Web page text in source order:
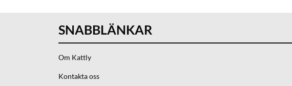
SNABBLÄNKAR
Om Kattly
Kontakta oss